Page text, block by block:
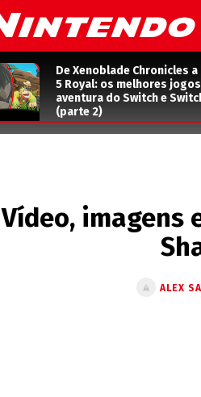
De Xenoblade Chronicles
5 Royal: os melhores
aventura do Switch e
(parte 2)
Vídeo, imagens
ALEX